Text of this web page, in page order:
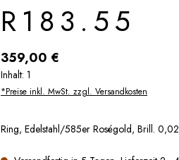
R183.55
Regulärer Preis:
359,00 €
Inhalt: 1
*Preise inkl. MwSt. zzgl. Versandkosten
Ring, Edelstahl/585er Roségold, Brill.